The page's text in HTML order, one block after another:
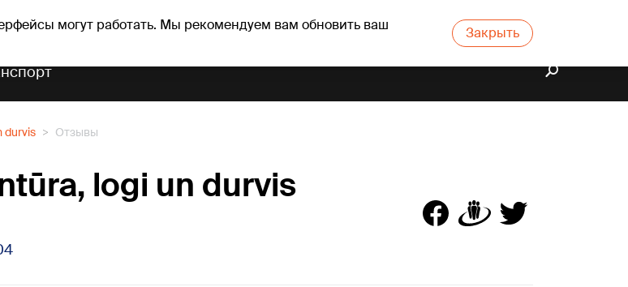
могут работать. Мы рекомендуем вам обновить ваш
Закрыть
Гороскопы
durvis Отзывы
logi un durvis